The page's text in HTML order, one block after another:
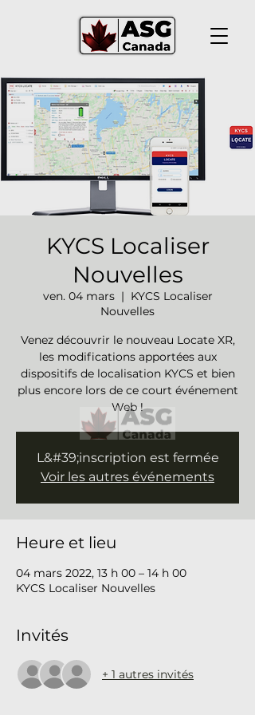
KYCS Localiser
Nouvelles
ven. 04 mars
  |
KYCS Localiser
Nouvelles
Venez découvrir le nouveau Locate XR,
les modifications apportées aux
dispositifs de localisation KYCS et bien
plus encore lors de ce court événement
Web !
L&#39;inscription est fermée
Voir les autres événements
Heure et lieu
04 mars 2022, 13 h 00 – 14 h 00
KYCS Localiser Nouvelles
Invités
+ 1 autres invités